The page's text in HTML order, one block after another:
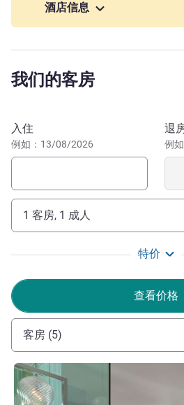
设计师 Tim Andreas 设计，保留了
桑德森南临牛津街，北临尤斯顿路
受非凡的住宿体验。
Gill Stringer 酒店管理
酒店信息
我们的客房
预订此酒店
入住
例如：13/08/2026
退
例
1 客房, 1 成人
特价
查看价格
客房 (5)
请参阅详情